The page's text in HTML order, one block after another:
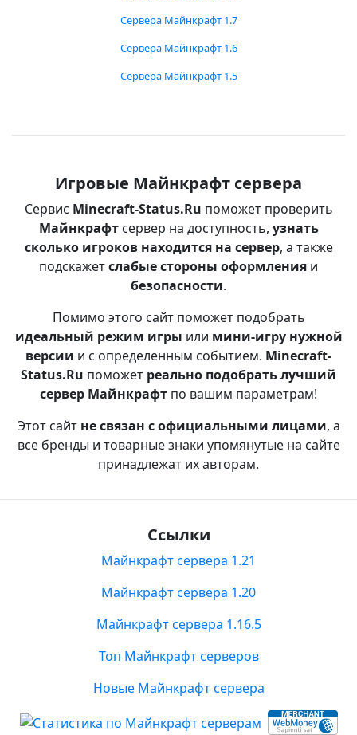
Сервера Майнкрафт 1.7
Сервера Майнкрафт 1.6
Сервера Майнкрафт 1.5
Игровые Майнкрафт сервера
Сервис Minecraft-Status.Ru поможет проверить
Майнкрафтсервер на доступность, узнать
сколько игроков находится на сервер, а также
подскажетслабые стороны оформления и
безопасности.
Помимо этого сайт поможет подобрать
идеальный режим игры или мини-игру нужной
версии и с определенным событием. Minecraft-
Status.Ru поможет реально подобрать лучший
сервер Майнкрафт по вашим параметрам!
Этот сайт не связан с официальными лицами, а
все бренды и товарные знаки упомянутые на сайте
принадлежат их авторам.
Ссылки
Майнкрафт сервера 1.21
Майнкрафт сервера 1.20
Майнкрафт сервера 1.16.5
Топ Майнкрафт серверов
Новые Майнкрафт сервера